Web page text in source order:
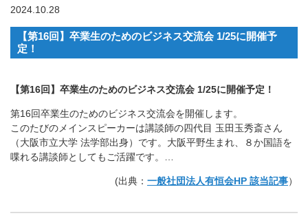
2024.10.28
【第16回】卒業生のためのビジネス交流会 1/25に開催予
定！
【第16回】卒業生のためのビジネス交流会 1/25に開催予定！
第16回卒業生のためのビジネス交流会を開催します。
このたびのメインスピーカーは講談師の四代目 玉田玉秀斎さん
（大阪市立大学 法学部出身）です。大阪平野生まれ、８か国語を
喋れる講談師としてもご活躍です。…
(出典： 一般社団法人有恒会HP 該当記事）